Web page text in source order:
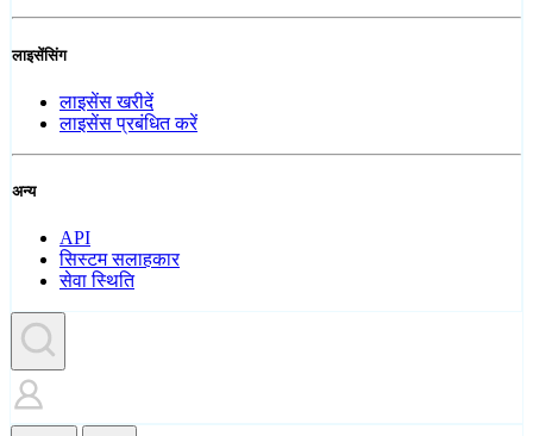
लाइसेंसिंग
लाइसेंस खरीदें
लाइसेंस प्रबंधित करें
अन्य
API
सिस्टम सलाहकार
सेवा स्थिति